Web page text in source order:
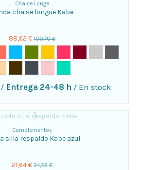
Chaise Longe
chaise longue Kabe
88,62 € 100,70 €
/ Entrega 24-48 h / En stock
Complementos
silla respaldo Kabe azul
21,64 € 24,59 €